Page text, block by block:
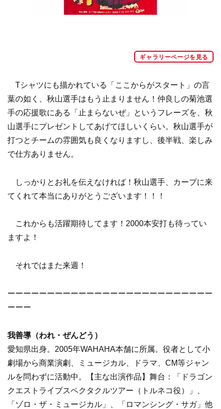
ギャラリーページを見る
Tシャツにも描かれている「ここからがスタート」の言
葉の如く、秋山選手はもう止まりません！仲良しの菊池選
手の応援歌にある「止まらないぜ」というフレーズを、秋
山選手にプレゼントしてあげてほしいくらい。秋山選手が
打つとチームの雰囲気も良くなりますし、後半戦、楽しみ
で仕方ありません。
しっかりとお礼を伝えなければ！秋山選手、カープに来
てくれて本当にありがとうございます！！！
これからも活躍期待してます！2000本安打も待ってい
ますよ！
それではまた来週！
ーーーーーーーーーーーーーーーーーーーーーーーーーー
ーーー
我善導（われ・ぜんどう）
愛知県出身。2005年WAHAHA本舗に所属。役者として小
劇場から商業演劇、ミュージカル、ドラマ、CM等ジャン
ルを問わずに活動中。【主な出演作品】舞台：「ドラゴン
クエストライブスペクタクルツアー（トルネコ役）」、
「ゾロ・ザ・ミュージカル」、「ロマンシング・サガ」他